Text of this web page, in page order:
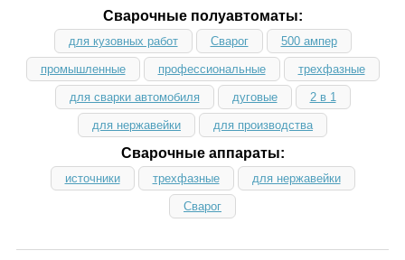
Сварочные полуавтоматы:
для кузовных работ Сварог 500 ампер
промышленные профессиональные трехфазные
для сварки автомобиля дуговые 2 в 1
для нержавейки для производства
Сварочные аппараты:
источники трехфазные для нержавейки
Сварог